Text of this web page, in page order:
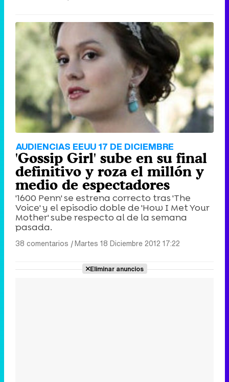
AUDIENCIAS EEUU 17 DE DICIEMBRE
'Gossip Girl' sube en su final
definitivo y roza el millón y
medio de espectadores
'1600 Penn' se estrena correcto tras 'The
Voice' y el episodio doble de 'How I Met Your
Mother' sube respecto al de la semana
pasada.
38 comentarios |Martes 18 Diciembre 2012 17:22
Eliminar anuncios